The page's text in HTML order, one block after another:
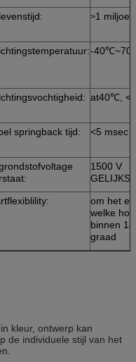
>1
-
at40℃,
springback tijd: <5 msec
1500 V
om het
welke
binnen
graad
kleur, ontwerp kan
de individuele stijl van het